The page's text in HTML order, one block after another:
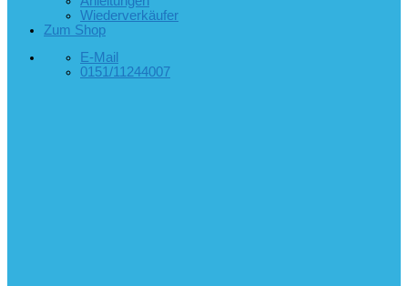
Wiederverkäufer
Zum Shop
E-Mail
0151/11244007